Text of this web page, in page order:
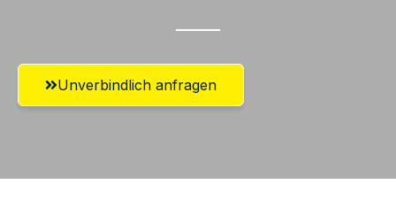
Unverbindlich anfragen